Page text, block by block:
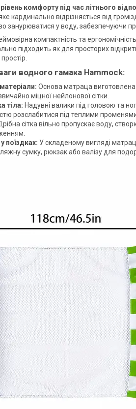
комфорту під час літнього
кардинально відрізняється від
занурюватися у воду, забезпечуючи
компактність та
підходить як для просторих
водного гамака Hammock:
Основа матраца
міцної нейлонової сітки.
тіла: Надувні валики під головою та
розслабитися під теплими
сітка вільно пропускає воду,
поїздках: У складеному вигляді
сумку, рюкзак або валізу для